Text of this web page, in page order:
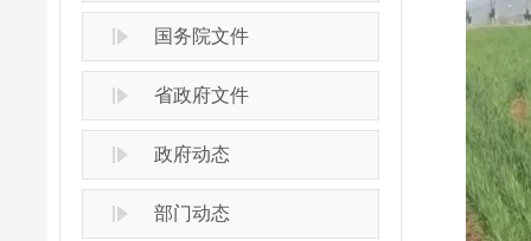
国务院文件
省政府文件
政府动态
部门动态